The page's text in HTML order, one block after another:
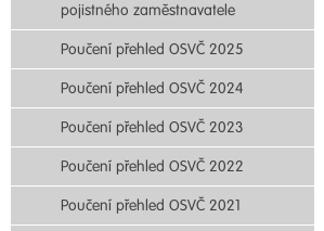
pojistného zaměstnavatele
Poučení přehled OSVČ 2025
Poučení přehled OSVČ 2024
Poučení přehled OSVČ 2023
Poučení přehled OSVČ 2022
Poučení přehled OSVČ 2021